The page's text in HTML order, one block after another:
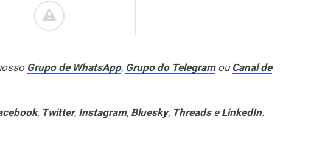
Grupo de WhatsApp, Grupo do Telegram ou Canal de
, Twitter, Instagram, Bluesky, Threadse LinkedIn.